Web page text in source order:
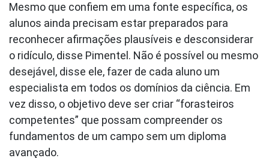
Mesmo que confiem em uma fonte específica, os
alunos ainda precisam estar preparados para
reconhecer afirmações plausíveis e desconsiderar
o ridículo, disse Pimentel. Não é possível ou mesmo
desejável, disse ele, fazer de cada aluno um
especialista em todos os domínios da ciência. Em
vez disso, o objetivo deve ser criar “forasteiros
competentes” que possam compreender os
fundamentos de um campo sem um diploma
avançado.